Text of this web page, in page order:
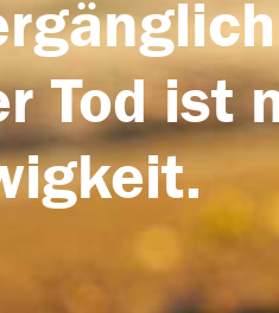
Tod ist